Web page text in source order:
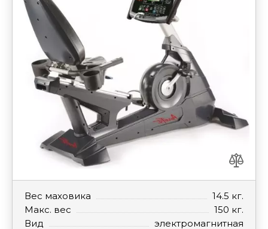
Вес маховика
14.5 кг.
Макс. вес
150 кг.
Вид
электромагнитная